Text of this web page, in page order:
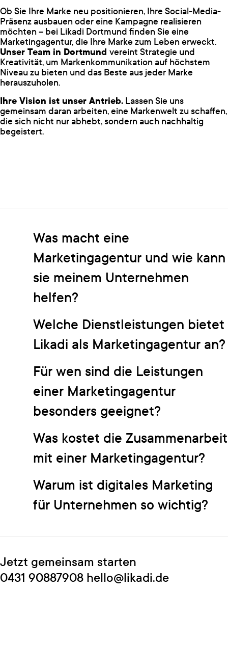
Ob Sie Ihre Marke neu positionieren, Ihre Social-Media-
Präsenz ausbauen oder eine Kampagne realisieren
möchten – bei Likadi Dortmund finden Sie eine
Marketingagentur, die Ihre Marke zum Leben erweckt.
Unser Team in Dortmund vereint Strategie und
Kreativität, um Markenkommunikation auf höchstem
Niveau zu bieten und das Beste aus jeder Marke
herauszuholen.
Ihre Vision ist unser Antrieb. Lassen Sie uns
gemeinsam daran arbeiten, eine Markenwelt zu schaffen,
die sich nicht nur abhebt, sondern auch nachhaltig
begeistert.
Was macht eine
Marketingagentur und wie kann
sie meinem Unternehmen
helfen?
Welche Dienstleistungen bietet
Likadi als Marketingagentur an?
Für wen sind die Leistungen
einer Marketingagentur
besonders geeignet?
Was kostet die Zusammenarbeit
mit einer Marketingagentur?
Warum ist digitales Marketing
für Unternehmen so wichtig?
Jetzt gemeinsam starten
0431 90887908 hello@likadi.de